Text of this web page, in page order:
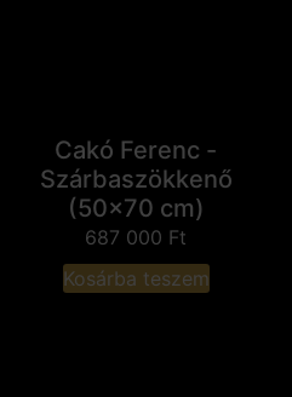
Cakó Ferenc -
Szárbaszökkenő
(50x70 cm)
687 000 Ft
Kosárba teszem